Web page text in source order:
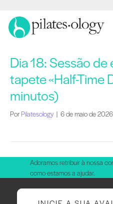
Dia 18: Sessão
tapete «Half-Time
minutos)
Por Pilatesology | 6 de maio de 2026
Adoramos retribuir à nossa
como estamos a ajudar.